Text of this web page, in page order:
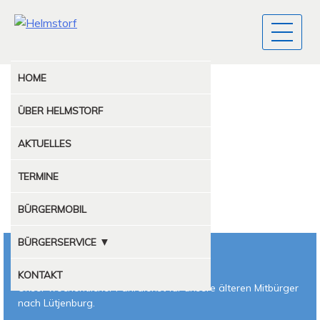
HOME
ÜBER HELMSTORF
AKTUELLES
TERMINE
BÜRGERMOBIL
BÜRGERSERVICE ▼
MÜLLABFUHR
KOMPOSTPLATZ
KONTAKT
BÜRGERMOBIL
Unser wöchentlicher Fahrdienst für unsere älteren Mitbürger
nach Lütjenburg.